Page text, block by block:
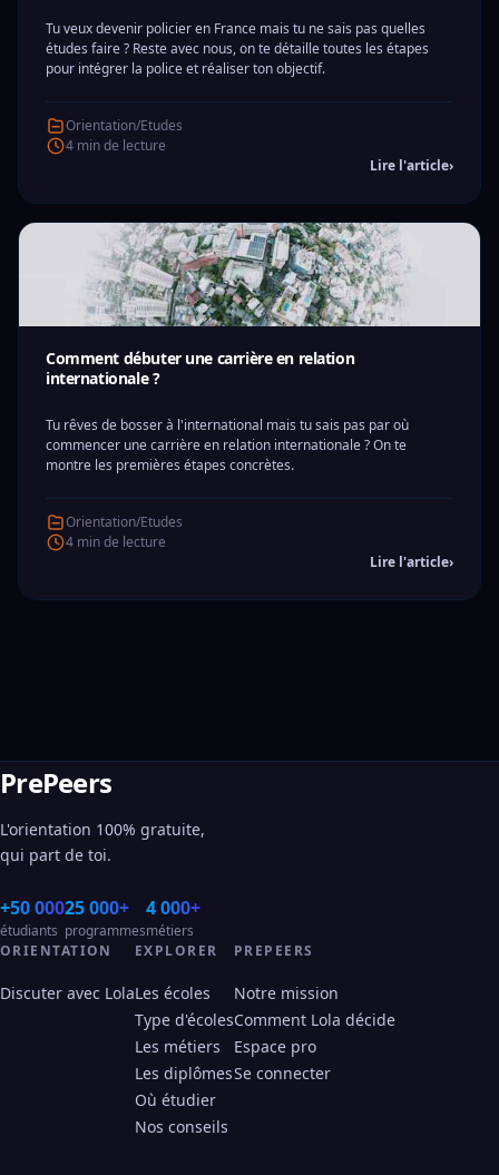
Tu veux devenir policier en France mais tu ne sais pas quelles
études faire ? Reste avec nous, on te détaille toutes les étapes
pour intégrer la police et réaliser ton objectif.
Orientation/Etudes
4 min de lecture
Lire l'article›
Comment débuter une carrière en relation
internationale ?
Tu rêves de bosser à l'international mais tu sais pas par où
commencer une carrière en relation internationale ? On te
montre les premières étapes concrètes.
Orientation/Etudes
4 min de lecture
Lire l'article›
PrePeers
L'orientation 100% gratuite,
qui part de toi.
+50 000
étudiants
25 000+
programmes
4 000+
métiers
ORIENTATION
Discuter avec Lola
EXPLORER
Les écoles
Type d'écoles
Les métiers
Les diplômes
Où étudier
Nos conseils
PREPEERS
Notre mission
Comment Lola décide
Espace pro
Se connecter